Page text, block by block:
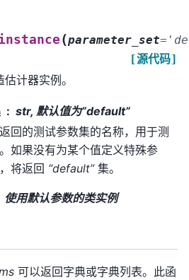
(parameter_set=
[源代码]
计器实例。
str, 默认值为”default”
回的测试参数集的名称，用于测
如果没有为某个值定义特殊参
将返回 “default”集。
使用默认参数的类实例
可以返回字典或字典列表。此函